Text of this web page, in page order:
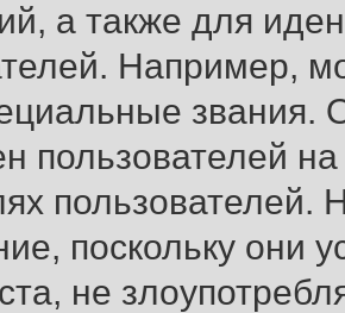
а также для
Например,
звания.
пользователей
поскольку они
не